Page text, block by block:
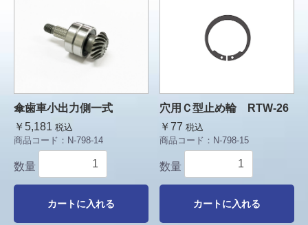
傘歯車小出力側一式
￥5,181 税込
商品コード： N-798-14
数量
カートに入れる
穴用Ｃ型止め輪 RTW-26
￥77 税込
商品コード： N-798-15
数量
カートに入れる